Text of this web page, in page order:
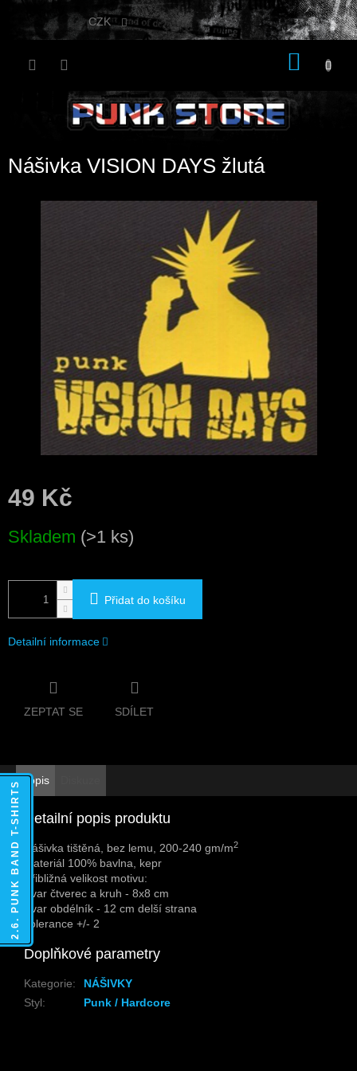
Přejít
CZK
Nášivka VISION DAYS žlutá
49 Kč
cena:
Skladem (>1 ks)
Přidat do košíku
Detailní informace
ZEPTAT SE SDÍLET
Popis
Detailní popis produktu
Nášivka tištěná, bez lemu, 200-240 gm/m2
Materiál 100% bavlna, kepr
Přibližná velikost motivu:
Tvar čtverec a kruh - 8x8 cm
Tvar obdélník - 12 cm delší strana
Tolerance +/- 2
Doplňkové parametry
Kategorie:
NÁŠIVKY
Styl: Punk / Hardcore
2.6. PUNK BAND T-SHIRTS